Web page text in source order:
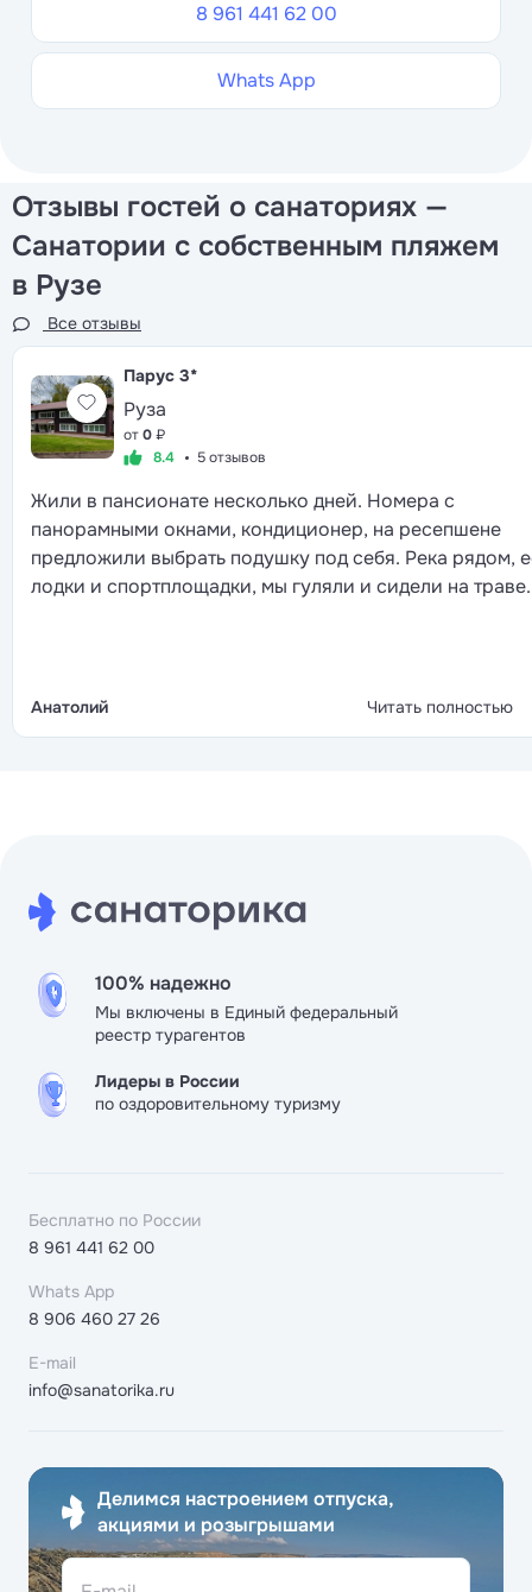
8 961 441 62 00
Whats App
Отзывы гостей о санаториях —
Санатории с собственным пляжем
в Рузе
Все отзывы
Парус 3*
Руза
от0₽
8.4
5 отзывов
Жили в пансионате несколько дней. Номера с
панорамными окнами, кондиционер, на ресепшене
предложили выбрать подушку под себя. Река рядом,
лодки и спортплощадки, мы гуляли и сидели на
Анатолий Читать полностью
100% надежно
Мы включены в Единый федеральный
реестр турагентов
Лидеры в России
по оздоровительному туризму
Бесплатно по России
8 961 441 62 00
Whats App
8 906 460 27 26
E-mail
info@sanatorika.ru
Делимся настроением отпуска,
акциями и розыгрышами